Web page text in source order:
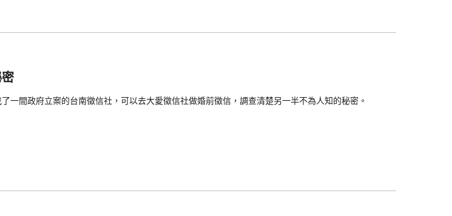
一間政府立案的台南徵信社，可以去大愛徵信社做婚前徵信，調查清楚另一半不為人知的秘密。